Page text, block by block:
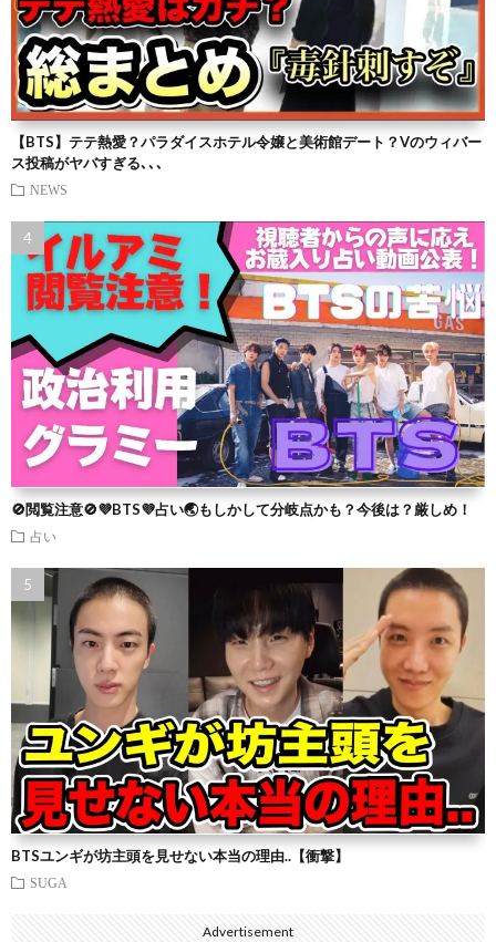
【BTS】テテ熱愛？パラダイスホテル令嬢と美術館デート？Vのウィバー
ス投稿がヤバすぎる､､､
NEWS
🚫閲覧注意🚫💜BTS💜占い🌏もしかして分岐点かも？今後は？厳しめ！
占い
BTSユンギが坊主頭を見せない本当の理由..【衝撃】
SUGA
Advertisement